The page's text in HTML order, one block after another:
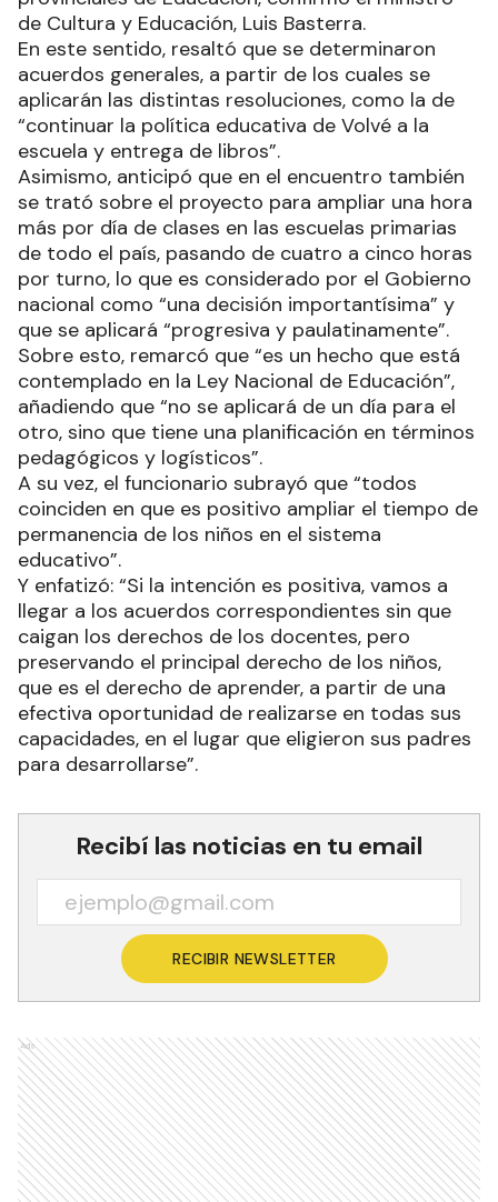
de Cultura y Educación, Luis Basterra.
En este sentido, resaltó que se determinaron
acuerdos generales, a partir de los cuales se
aplicarán las distintas resoluciones, como la de
“continuar la política educativa de Volvé a la
escuela y entrega de libros”.
Asimismo, anticipó que en el encuentro también
se trató sobre el proyecto para ampliar una hora
más por día de clases en las escuelas primarias
de todo el país, pasando de cuatro a cinco horas
por turno, lo que es considerado por el Gobierno
nacional como “una decisión importantísima” y
que se aplicará “progresiva y paulatinamente”.
Sobre esto, remarcó que “es un hecho que está
contemplado en la Ley Nacional de Educación”,
añadiendo que “no se aplicará de un día para el
otro, sino que tiene una planificación en términos
pedagógicos y logísticos”.
A su vez, el funcionario subrayó que “todos
coinciden en que es positivo ampliar el tiempo de
permanencia de los niños en el sistema
educativo”.
Y enfatizó: “Si la intención es positiva, vamos a
llegar a los acuerdos correspondientes sin que
caigan los derechos de los docentes, pero
preservando el principal derecho de los niños,
que es el derecho de aprender, a partir de una
efectiva oportunidad de realizarse en todas sus
capacidades, en el lugar que eligieron sus padres
para desarrollarse”.
Recibí las noticias en tu email
RECIBIR NEWSLETTER
Ads